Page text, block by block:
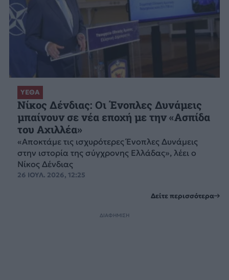
ΥΕΘΑ
Νίκος Δένδιας: Οι Ένοπλες Δυνάμεις
μπαίνουν σε νέα εποχή με την «Ασπίδα
του Αχιλλέα»
«Αποκτάμε τις ισχυρότερες Ένοπλες Δυνάμεις
στην ιστορία της σύγχρονης Ελλάδας», λέει ο
Νίκος Δένδιας
26 ΙΟΥΛ. 2026, 12:25
Δείτε περισσότερα
ΔΙΑΦΗΜΙΣΗ